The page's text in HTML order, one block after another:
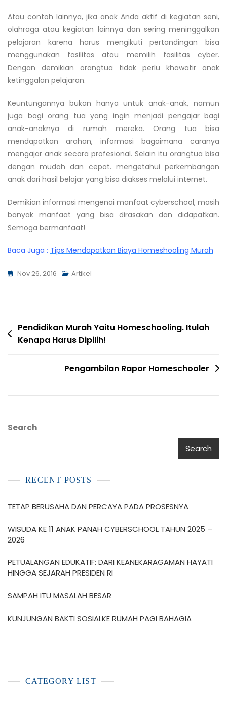
Atau contoh lainnya, jika anak Anda aktif di kegiatan seni,
olahraga atau kegiatan lainnya dan sering meninggalkan
pelajaran karena harus mengikuti pertandingan bisa
menggunakan fasilitas atau memilih fasilitas cyber.
Dengan demikian orangtua tidak perlu khawatir anak
ketinggalan pelajaran.
Keuntungannya bukan hanya untuk anak-anak, namun
juga bagi orang tua yang ingin menjadi pengajar bagi
anak-anaknya di rumah mereka. Orang tua bisa
mendapatkan arahan, informasi bagaimana caranya
mengajar anak secara profesional. Selain itu orangtua bisa
dengan mudah dan cepat. mengetahui perkembangan
anak dari hasil belajar yang bisa diakses melalui internet.
Demikian informasi mengenai manfaat cyberschool, masih
banyak manfaat yang bisa dirasakan dan didapatkan.
Semoga bermanfaat!
Baca Juga : Tips Mendapatkan Biaya Homeshooling Murah
Nov 26, 2016 Artikel
Pendidikan Murah Yaitu Homeschooling. Itulah
Kenapa Harus Dipilih!
Pengambilan Rapor Homeschooler
Search
Search
RECENT POSTS
TETAP BERUSAHA DAN PERCAYA PADA PROSESNYA
WISUDA KE 11 ANAK PANAH CYBERSCHOOL TAHUN 2025 –
2026
PETUALANGAN EDUKATIF: DARI KEANEKARAGAMAN HAYATI
HINGGA SEJARAH PRESIDEN RI
SAMPAH ITU MASALAH BESAR
KUNJUNGAN BAKTI SOSIALKE RUMAH PAGI BAHAGIA
CATEGORY LIST